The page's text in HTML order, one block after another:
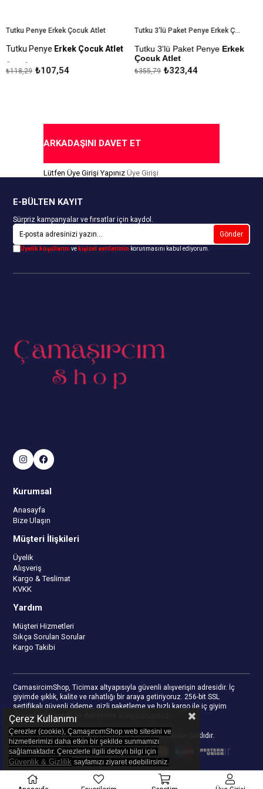
Penye Erkek Çocuk Atlet
PenyeErkek Çocuk Atlet
İçeriği: %100 Pamuk
₺107,54
Tutku 3'lü Paket Penye Erkek Çocuk Atlet
Tutku 3'lü Paket PenyeErkek
Çocuk Atlet
Ürün İçeriği: %100 Pamuk
₺323,44
₺355,79
ARKADAŞINI DAVET ET
Lütfen Üye Girişi Yapınız Üye Girişi
E-BÜLTEN KAYIT
Sürpriz kampanyalar ve fırsatlar için kaydol.
Gönder
Üyelik koşullarınıve kişisel verilerimin korunmasını kabul ediyorum.
Kurumsal
Anasayfa
Bize Ulaşın
Müşteri İlişkileri
Üyelik
Alışveriş
Kargo & Teslimat
KVKK
Yardım
Müşteri Hizmetleri
Sıkça Sorulan Sorular
Kargo Takibi
CamasircimShop, Ticimax altyapısıyla güvenli alışverişin adresidir. İç
giyimde şıklık, kalite ve rahatlığı bir araya getiriyoruz. 256-bit SSL
sertifikalı güvenli ödeme, gizli paketleme ve hızlı kargo ile iç giyim
alışverişinizi keyifli bir deneyime dönüştürüyoruz.
© 2023camasircimshop.com- Tüm Hakları Saklıdır.
Çerez Kullanımı
Çerezler (cookie), ÇamaşırcımShop web sitesini ve
hizmetlerimizi daha etkin bir şekilde sunmamızı
sağlamaktadır. Çerezlerle ilgili detaylı bilgi için
Güvenlik & Gizlilik sayfamızı ziyaret edebilirsiniz.